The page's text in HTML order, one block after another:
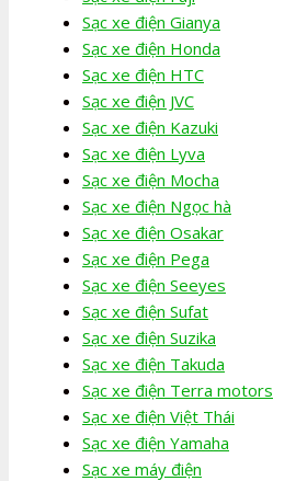
Sạc xe điện Gianya
Sạc xe điện Honda
Sạc xe điện HTC
Sạc xe điện JVC
Sạc xe điện Kazuki
Sạc xe điện Lyva
Sạc xe điện Mocha
Sạc xe điện Ngọc hà
Sạc xe điện Osakar
Sạc xe điện Pega
Sạc xe điện Seeyes
Sạc xe điện Sufat
Sạc xe điện Suzika
Sạc xe điện Takuda
Sạc xe điện Terra motors
Sạc xe điện Việt Thái
Sạc xe điện Yamaha
Sạc xe máy điện